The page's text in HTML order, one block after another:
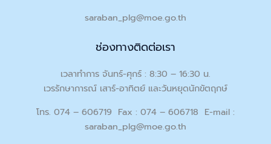
saraban_plg@moe.go.th
ช่องทางติดต่อเรา
เวลาทำการ จันทร์-ศุกร์ : 8:30 – 16:30 น.
เวรรักษาการณ์ เสาร์-อาทิตย์ และวันหยุดนักขัตฤกษ์
โทร. 074 – 606719 Fax : 074 – 606718 E-mail :
saraban_plg@moe.go.th